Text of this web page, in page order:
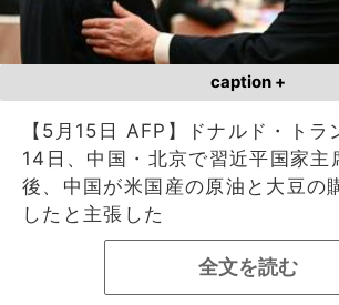
caption +
【5月15日 AFP】ドナルド・トラ
14日、中国・北京で習近平国家主
後、中国が米国産の原油と大豆の
したと主張した
全文を読む